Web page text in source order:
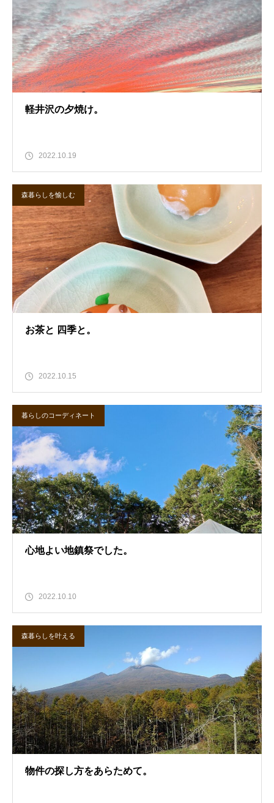
軽井沢の夕焼け。
2022.10.19
森暮らしを愉しむ
お茶と 四季と。
2022.10.15
暮らしのコーディネート
心地よい地鎮祭でした。
2022.10.10
森暮らしを叶える
物件の探し方をあらためて。